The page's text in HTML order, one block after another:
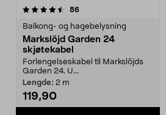
86anmeldelser
Balkong- og hagebelysning
Markslöjd Garden 24
skjøtekabel
Forlengelseskabel til Markslöjds
Garden 24. U...
Lengde: 2 m
119,90
4.5av 5 stjerner